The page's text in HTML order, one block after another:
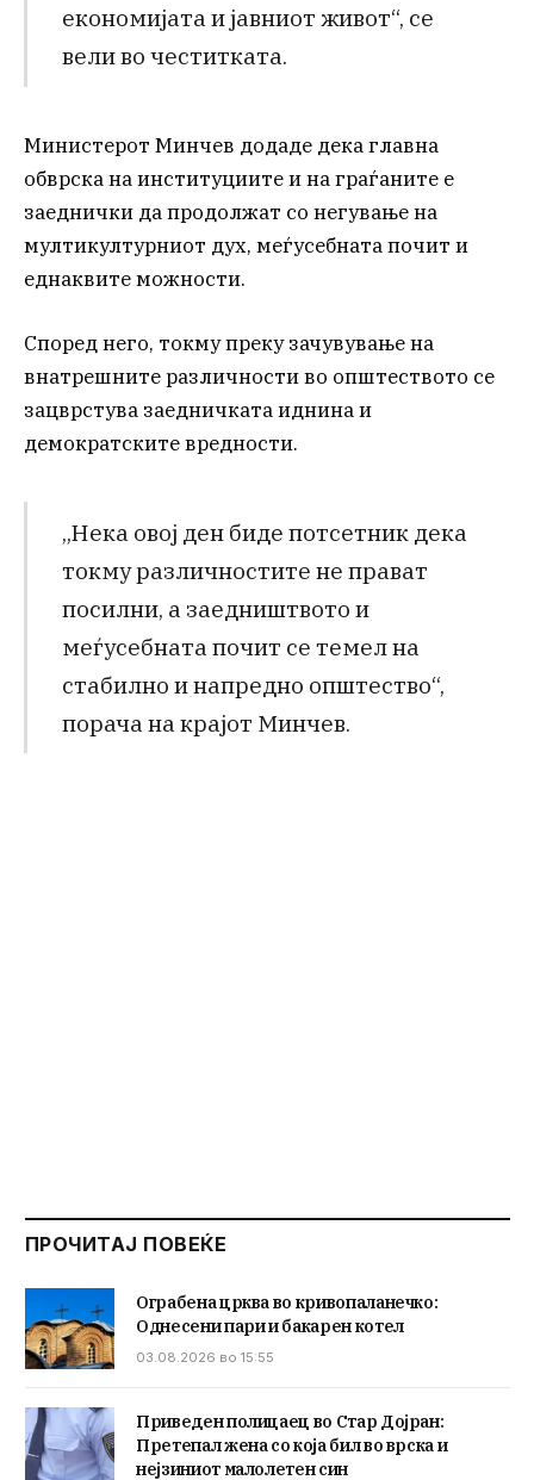
економијата и јавниот живот“, се
вели во честитката.
Министерот Минчев додаде дека главна
обврска на институциите и на граѓаните е
заеднички да продолжат со негување на
мултикултурниот дух, меѓусебната почит и
еднаквите можности.
Според него, токму преку зачувување на
внатрешните различности во општеството се
зацврстува заедничката иднина и
демократските вредности.
„Нека овој ден биде потсетник дека
токму различностите не прават
посилни, а заедништвото и
меѓусебната почит се темел на
стабилно и напредно општество“,
порача на крајот Минчев.
ПРОЧИТАЈ ПОВЕЌЕ
Ограбена црква во кривопаланечко:
Однесени пари и бакарен котел
03.08.2026 во 15:55
Приведен полицаец во Стар Дојран:
Претепал жена со која бил во врска и
нејзиниот малолетен син